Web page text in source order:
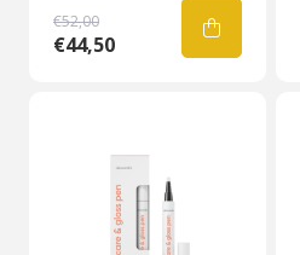
€52,00
€44,50